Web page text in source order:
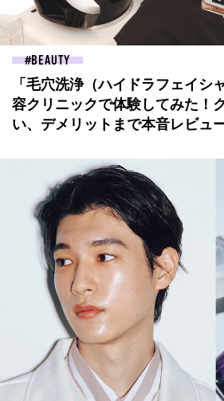
BEAUTY
「毛穴洗浄（ハイドラフェイシ
容クリニックで体験してみた！
い、デメリットまで本音レビュ